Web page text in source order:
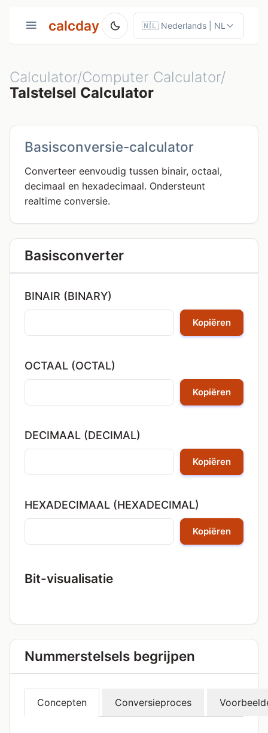
calcday
Calculator/Computer Calculator/
Talstelsel Calculator
Basisconversie-calculator
Converteer eenvoudig tussen binair, octaal,
decimaal en hexadecimaal. Ondersteunt
realtime conversie.
Basisconverter
BINAIR (BINARY)
Kopiëren
OCTAAL (OCTAL)
Kopiëren
DECIMAAL (DECIMAL)
Kopiëren
HEXADECIMAAL (HEXADECIMAL)
Kopiëren
Bit-visualisatie
Nummerstelsels begrijpen
Concepten Conversieproces